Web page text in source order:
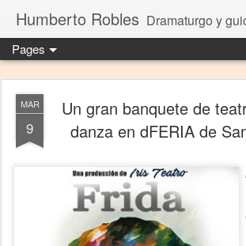
Humberto Robles Dramaturgo y guionista
Pages
MAR
9
Un gran banquete de
danza en dFERIA de